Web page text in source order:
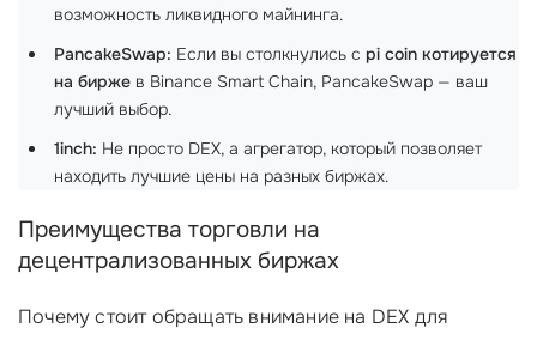
возможность ликвидного майнинга.
PancakeSwap: Если вы столкнулись с pi coin котируется
на бирже в Binance Smart Chain, PancakeSwap — ваш
лучший выбор.
1inch: Не просто DEX, а агрегатор, который позволяет
находить лучшие цены на разных биржах.
Преимущества торговли на
децентрализованных биржах
Почему стоит обращать внимание на DEX для